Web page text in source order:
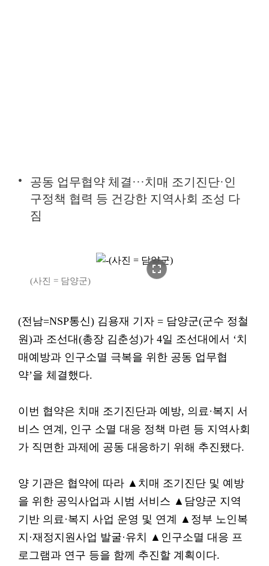
공동 업무협약 체결···치매 조기진단·인
구정책 협력 등 건강한 지역사회 조성 다
짐
fullscreen
(사진 = 담양군)
(전남=NSP통신) 김용재 기자 = 담양군(군수 정철
원)과 조선대(총장 김춘성)가 4일 조선대에서 ‘치
매예방과 인구소멸 극복을 위한 공동 업무협
약’을 체결했다.
이번 협약은 치매 조기진단과 예방, 의료·복지 서
비스 연계, 인구 소멸 대응 정책 마련 등 지역사회
가 직면한 과제에 공동 대응하기 위해 추진됐다.
양 기관은 협약에 따라 ▲치매 조기진단 및 예방
을 위한 공익사업과 시범 서비스 ▲담양군 지역
기반 의료·복지 사업 운영 및 연계 ▲정부 노인복
지·재정지원사업 발굴·유치 ▲인구소멸 대응 프
로그램과 연구 등을 함께 추진할 계획이다.